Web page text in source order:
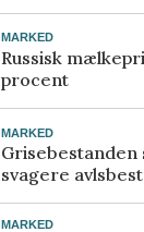
MARKED
Russisk
procent
MARKED
svagere
MARKED